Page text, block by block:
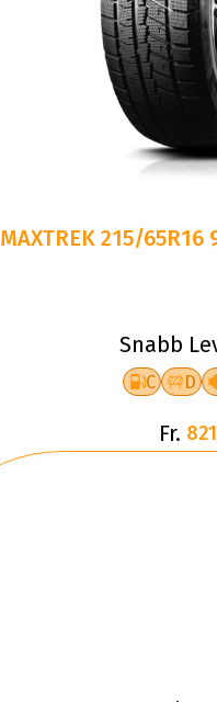
MAXTREK 215/65R16
Snabb
C D
Fr.